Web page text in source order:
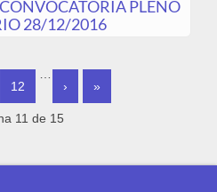
PLENO
28/12/2016
12
…
›
»
11 de 15